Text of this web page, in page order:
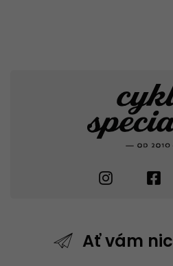
Ať vám nic